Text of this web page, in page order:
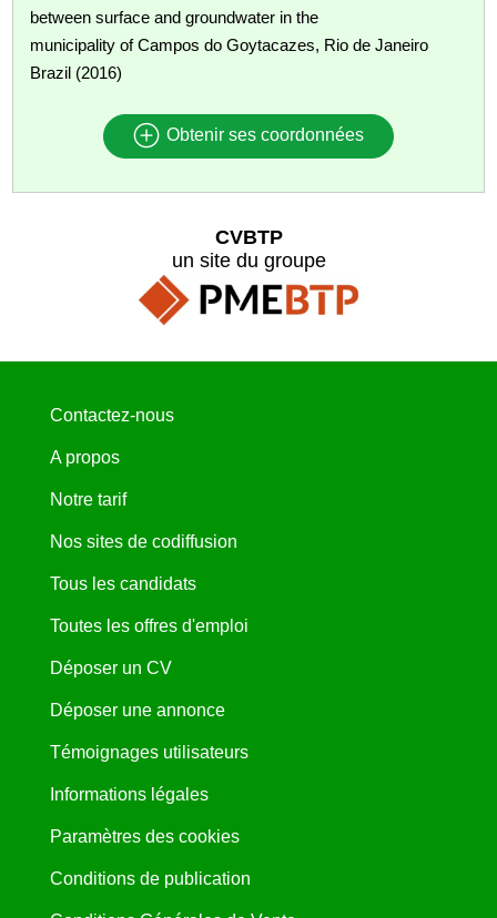
between surface and groundwater in the
municipality of Campos do Goytacazes, Rio de Janeiro
Brazil (2016)
Obtenir ses coordonnées
CVBTP
un site du groupe
Contactez-nous
A propos
Notre tarif
Nos sites de codiffusion
Tous les candidats
Toutes les offres d'emploi
Déposer un CV
Déposer une annonce
Témoignages utilisateurs
Informations légales
Paramètres des cookies
Conditions de publication